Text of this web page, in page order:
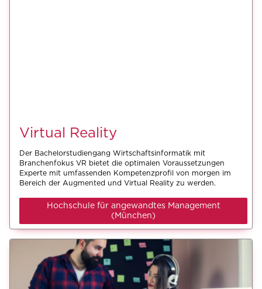
Virtual Reality
Der Bachelorstudiengang Wirtschaftsinformatik mit
Branchenfokus VR bietet die optimalen Voraussetzungen
Experte mit umfassenden Kompetenzprofil von morgen im
Bereich der Augmented und Virtual Reality zu werden.
Hochschule für angewandtes Management
(München)